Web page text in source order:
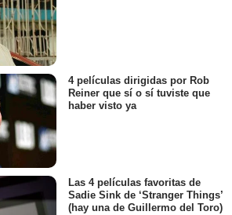
4 películas dirigidas por Rob
Reiner que sí o sí tuviste que
haber visto ya
Las 4 películas favoritas de
Sadie Sink de ‘Stranger Things’
(hay una de Guillermo del Toro)